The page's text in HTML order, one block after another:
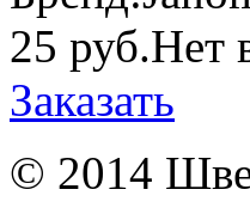
25 руб.Нет
Заказать
© 2014